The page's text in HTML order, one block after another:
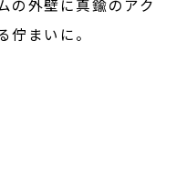
の外壁に真鍮のアク
まいに。